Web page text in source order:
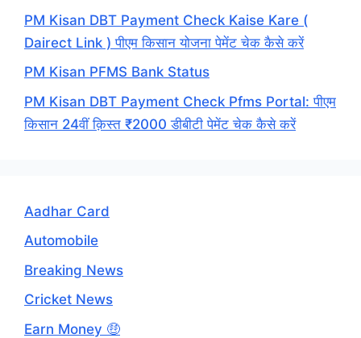
PM Kisan DBT Payment Check Kaise Kare (
Dairect Link ) पीएम किसान योजना पेमेंट चेक कैसे करें
PM Kisan PFMS Bank Status
PM Kisan DBT Payment Check Pfms Portal: पीएम
किसान 24वीं क़िस्त ₹2000 डीबीटी पेमेंट चेक कैसे करें
Aadhar Card
Automobile
Breaking News
Cricket News
Earn Money 🤑